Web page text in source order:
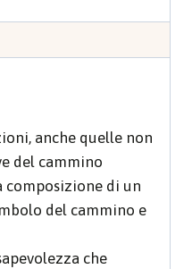
anche quelle non
del cammino
composizione di un
del cammino e
che